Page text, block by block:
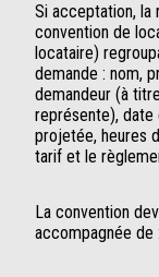
Si acceptation, la
convention de
locataire)
demande : nom,
demandeur (à
représente), date
projetée, heures
tarif et le
La convention
accompagnée de :